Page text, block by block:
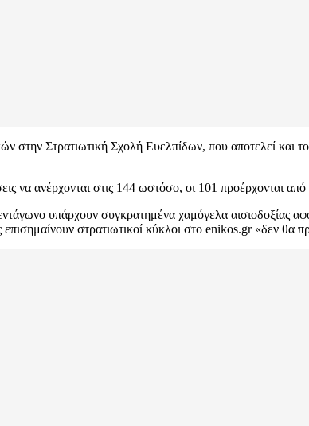
στην Στρατιωτική Σχολή Ευελπίδων, που αποτελεί και
να ανέρχονται στις 144 ωστόσο, οι 101 προέρχονται από
υπάρχουν συγκρατημένα χαμόγελα αισιοδοξίας
στρατιωτικοί κύκλοι στο enikos.gr «δεν θα